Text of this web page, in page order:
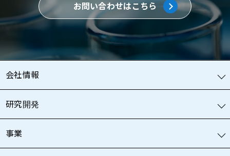
お問い合わせはこちら
会社情報
研究開発
事業